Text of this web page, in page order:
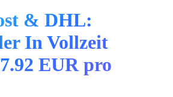
& DHL:
In Vollzeit
EUR pro